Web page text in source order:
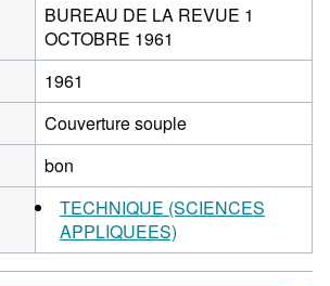
BUREAU DE LA REVUE 1
OCTOBRE 1961
1961
Couverture souple
bon
TECHNIQUE (SCIENCES
APPLIQUEES)